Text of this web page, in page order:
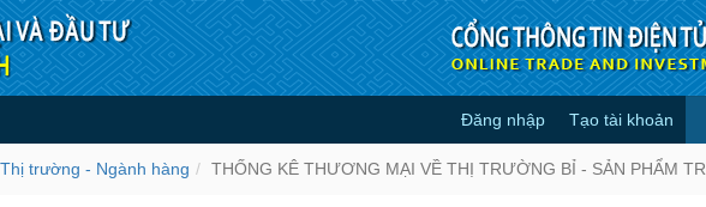
THỊ TRƯỜNG BỈ - SẢN PHẨM TRANG
- Ngành hàng
Đăng nhập Tạo tài khoản
trường - Ngành hàng THỐNG KÊ THƯƠNG MẠI VỀ THỊ TRƯỜNG BỈ - SẢN PHẨM